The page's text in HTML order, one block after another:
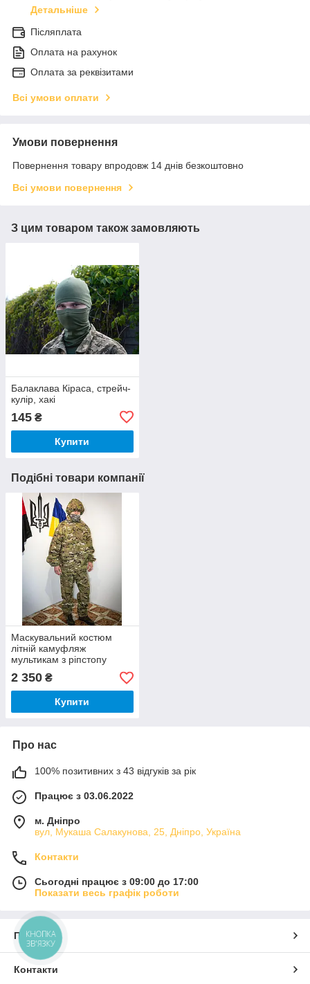
Детальніше
Післяплата
Оплата на рахунок
Оплата за реквізитами
Всі умови оплати
Умови повернення
Повернення товару впродовж 14 днів безкоштовно
Всі умови повернення
З цим товаром також замовляють
Балаклава Кіраса, стрейч-
кулір, хакі
145 ₴
Купити
Подібні товари компанії
Маскувальний костюм
літній камуфляж
мультикам з ріпстопу
2 350 ₴
Купити
Про нас
100% позитивних з 43 відгуків за рік
Працює з 03.06.2022
м. Дніпро
вул, Мукаша Салакунова, 25, Дніпро, Україна
Контакти
Сьогодні працює з 09:00 до 17:00
Показати весь графік роботи
Про нас
Контакти
КНОПКА
ЗВ'ЯЗКУ